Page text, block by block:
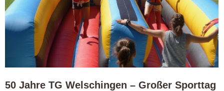
50 Jahre TG Welschingen – Großer Sporttag